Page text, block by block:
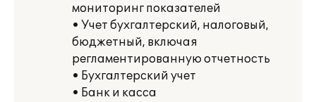
мониторинг показателей
• Учет бухгалтерский, налоговый,
бюджетный, включая
регламентированную отчетность
• Бухгалтерский учет
• Банк и касса